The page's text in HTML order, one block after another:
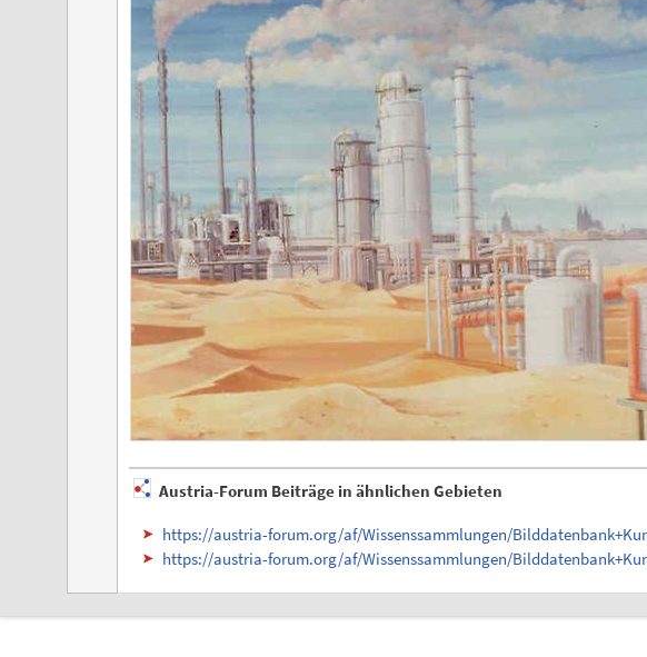
Austria-Forum Beiträge in ähnlichen Gebieten
https://austria-forum.org/af/Wissenssammlungen/
https://austria-forum.org/af/Wissenssammlungen/